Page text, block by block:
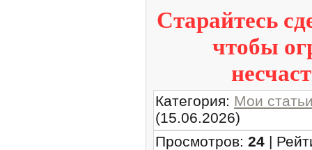
Старайтесь
чтобы
Категория: Мои
(15.06.2026)
Просмотров: 24 |